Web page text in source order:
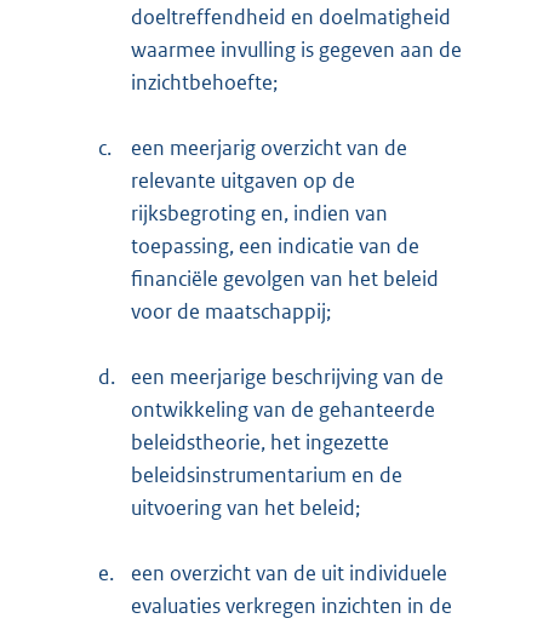
doeltreffendheid en doelmatigheid
waarmee invulling is gegeven aan de
inzichtbehoefte;
c.
een meerjarig overzicht van de
relevante uitgaven op de
rijksbegroting en, indien van
toepassing, een indicatie van de
financiële gevolgen van het beleid
voor de maatschappij;
d.
een meerjarige beschrijving van de
ontwikkeling van de gehanteerde
beleidstheorie, het ingezette
beleidsinstrumentarium en de
uitvoering van het beleid;
e.
een overzicht van de uit individuele
evaluaties verkregen inzichten in de